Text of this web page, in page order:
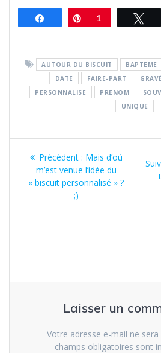
Partagez Épingle
1
AUTOUR DU BISCUIT BAPTEME
DATE
FAIRE-PART GRAVÉ
PERSONNALISE
PRENOM
UNIQUE
Navigation
de
l’article
Précédent : Article
précédent
:
Mais d’où
m’est venue l’idée du
« biscuit personnalisé » ?
;)
Laisser un
Votre adresse e-mail ne sera
champs obligatoires sont